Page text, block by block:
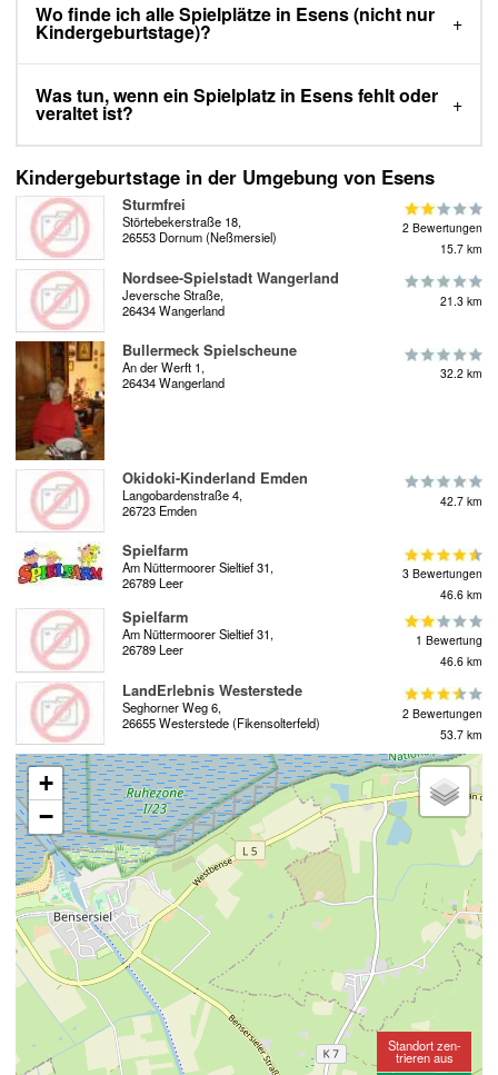
Wo finde ich alle Spielplätze in Esens (nicht nur
Kindergeburtstage)?
Was tun, wenn ein Spielplatz in Esens fehlt oder
veraltet ist?
Kindergeburtstage in der Umgebung von Esens
Sturmfrei
Störtebekerstraße 18,
26553 Dornum (Neßmersiel)
2 Bewertungen
15.7 km
Nordsee-Spielstadt Wangerland
Jeversche Straße,
26434 Wangerland
21.3 km
Bullermeck Spielscheune
An der Werft 1,
26434 Wangerland
32.2 km
Okidoki-Kinderland Emden
Langobardenstraße 4,
26723 Emden
42.7 km
Spielfarm
Am Nüttermoorer Sieltief 31,
26789 Leer
3 Bewertungen
46.6 km
Spielfarm
Am Nüttermoorer Sieltief 31,
26789 Leer
1 Bewertung
46.6 km
LandErlebnis Westerstede
Seghorner Weg 6,
26655 Westerstede (Fikensolterfeld)
2 Bewertungen
53.7 km
+
−
Standort zen-
trieren aus